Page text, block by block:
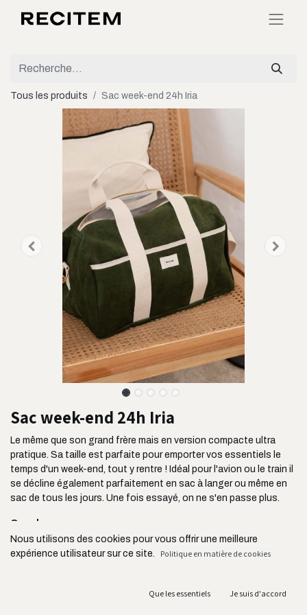
Tous les produits Sac week-end 24h Iria
Sac week-end 24h Iria
Le même que son grand frère mais en version compacte ultra
pratique. Sa taille est parfaite pour emporter vos essentiels le
temps d'un week-end, tout y rentre ! Idéal pour l'avion ou le train il
se décline également parfaitement en sac à langer ou même en
sac de tous les jours. Une fois essayé, on ne s'en passe plus.
On adore :
Ses 3 poches extérieures : idéal pour y ranger ses billets, un
Ses deux grandes poches intérieures
Nous utilisons des cookies pour vous offrir une meilleure
expérience utilisateur sur ce site.
Politique en matière de cookies
Que les essentiels Je suis d'accord